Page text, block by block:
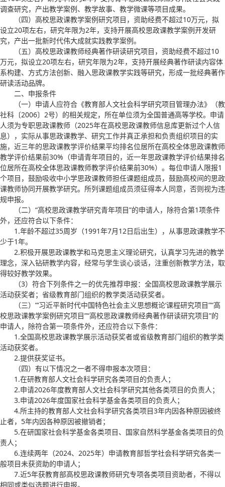
调查研究，产出教学案例、教学故事、教学微课等项目成果。
（四）高校思政课教学案例研究项目，资助经费不超过10万元，拟
设立20项左右，研究年限为2年，支持开展高校思政课教学案例开发研
究，产出一批新时代伟大成就实践教学案例。
（五）高校思政课教师经典著作研读研究项目，资助经费不超过10
万元，拟设立20项左右，研究年限为2年，支持开展经典著作研读内容体
系构建、方式方法创新、融入思政课教学实践等研究，形成一批经典著作
研读活动品牌。
二、申报条件
（一）申请人应符合《教育部人文社会科学研究项目管理办法》（教
社科〔2006〕2号）的相关规定，所在单位须为全国普通高等学校。申请
人须为专职思政课教师（2025年在高校思政课教师信息库更新过个人信
息），实际从事思政课教学、研究工作并真正承担和负责组织项目的实
施，近三年的思政课教学评价结果平均排名位居所在高校全体思政课教师
教学评价结果前30%（申请青年项目的，近一年思政课教学评价结果排名
位居所在高校全体思政课教师教学评价结果前30%）。每位申请人限报1
个项目，鼓励吸收中小学思政课教师担任课题组成员，鼓励高校间的思政
课教师协同开展教学研究。所列课题组成员须征得本人同意，否则视为违
规申报。
（二）“高校思政课教学研究青年项目”的申请人，除符合第1项条件
外，还应符合以下条件：
1.年龄不超过35周岁（1991年7月12日后出生），从事思政课教学不
少于1年。
2.积极开展思政课教学和马克思主义理论研究，认真学习先进的教学
理念，深入钻研教学内容，经常与学生谈心谈话，注重创新教学方法，取
得较好教学效果。
（3）符合下列条件之一的优先推荐申报：全国高校思政课教学展示
活动获奖者；省级教育部门组织的教学类活动获奖者。
（三）“‘习近平新时代中国特色社会主义思想概论’课程研究项目”“高
校思政课教学案例研究项目”“高校思政课教师经典著作研读研究项目”的
申请人，除符合第一项条件外，还应符合以下条件：
1.全国高校思政课教学展示活动获奖者或省级教育部门组织的教学类
活动获奖者。
2.提供获奖证书。
（四）有以下情况之一者不得申报本次项目：
1.在研教育部人文社会科学研究各类项目的负责人；
2.申请2026年度教育部人文社会科学研究其他各类项目的负责人；
3.申请2026年度国家社会科学基金各类项目的负责人；
4.所主持的教育部人文社会科学研究各类项目3年内因各种原因被终
止者，5年内因各种原因被撤销者；
5.在研国家社会科学基金各类项目、国家自然科学基金各类项目的负
责人；
6.连续两年（2024、2025年）申请教育部哲学社会科学研究各类一
般项目未获资助的申请人；
7.近5年获教育部高校思政课教师研究专项各类项目资助者，不得以
相同或类似选题进行申报。